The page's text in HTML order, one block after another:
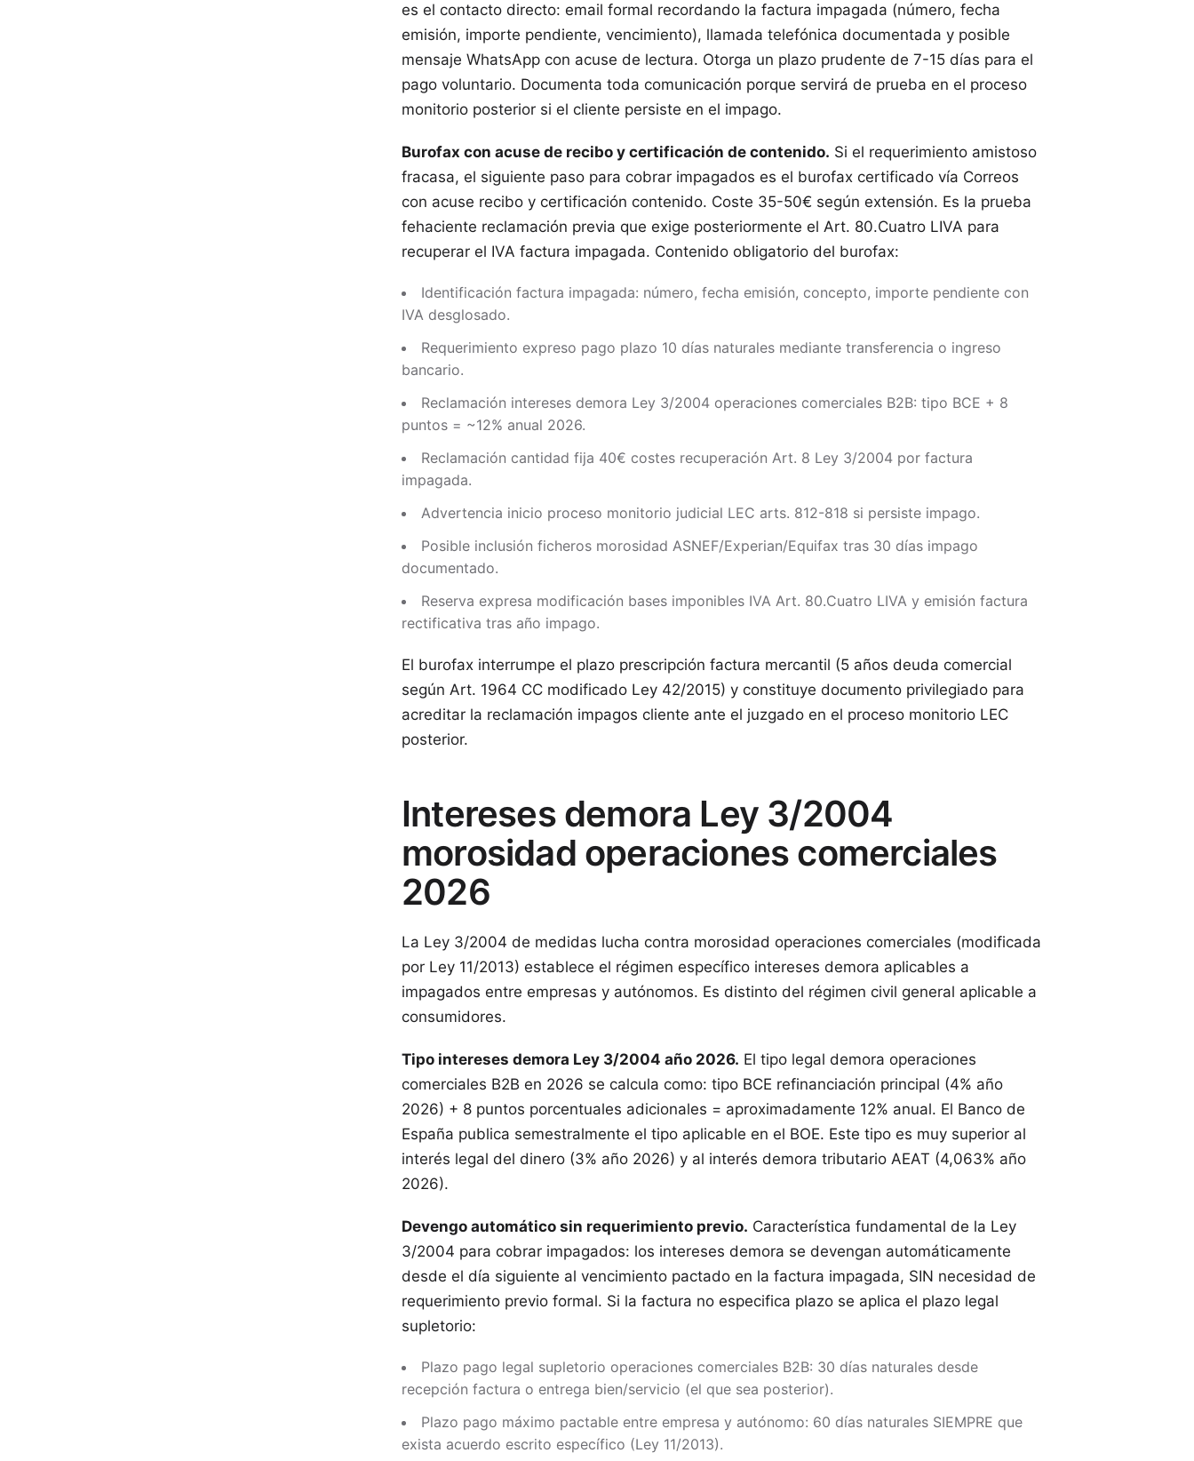
es el contacto directo: email formal recordando la factura impagada (número, fecha
emisión, importe pendiente, vencimiento), llamada telefónica documentada y posible
mensaje WhatsApp con acuse de lectura. Otorga un plazo prudente de 7-15 días para el
pago voluntario. Documenta toda comunicación porque servirá de prueba en el proceso
monitorio posterior si el cliente persiste en el impago.
Burofax con acuse de recibo y certificación de contenido. Si el requerimiento amistoso
fracasa, el siguiente paso para cobrar impagados es el burofax certificado vía Correos
con acuse recibo y certificación contenido. Coste 35-50€ según extensión. Es la prueba
fehaciente reclamación previa que exige posteriormente el Art. 80.Cuatro LIVA para
recuperar el IVA factura impagada. Contenido obligatorio del burofax:
Identificación factura impagada: número, fecha emisión, concepto, importe pendiente con
IVA desglosado.
Requerimiento expreso pago plazo 10 días naturales mediante transferencia o ingreso
bancario.
Reclamación intereses demora Ley 3/2004 operaciones comerciales B2B: tipo BCE + 8
puntos = ~12% anual 2026.
Reclamación cantidad fija 40€ costes recuperación Art. 8 Ley 3/2004 por factura
impagada.
Advertencia inicio proceso monitorio judicial LEC arts. 812-818 si persiste impago.
Posible inclusión ficheros morosidad ASNEF/Experian/Equifax tras 30 días impago
documentado.
Reserva expresa modificación bases imponibles IVA Art. 80.Cuatro LIVA y emisión factura
rectificativa tras año impago.
El burofax interrumpe el plazo prescripción factura mercantil (5 años deuda comercial
según Art. 1964 CC modificado Ley 42/2015) y constituye documento privilegiado para
acreditar la reclamación impagos cliente ante el juzgado en el proceso monitorio LEC
posterior.
Intereses demora Ley 3/2004
morosidad operaciones comerciales
2026
La Ley 3/2004 de medidas lucha contra morosidad operaciones comerciales (modificada
por Ley 11/2013) establece el régimen específico intereses demora aplicables a
impagados entre empresas y autónomos. Es distinto del régimen civil general aplicable a
consumidores.
Tipo intereses demora Ley 3/2004 año 2026. El tipo legal demora operaciones
comerciales B2B en 2026 se calcula como: tipo BCE refinanciación principal (4% año
2026) + 8 puntos porcentuales adicionales = aproximadamente 12% anual. El Banco de
España publica semestralmente el tipo aplicable en el BOE. Este tipo es muy superior al
interés legal del dinero (3% año 2026) y al interés demora tributario AEAT (4,063% año
2026).
Devengo automático sin requerimiento previo. Característica fundamental de la Ley
3/2004 para cobrar impagados: los intereses demora se devengan automáticamente
desde el día siguiente al vencimiento pactado en la factura impagada, SIN necesidad de
requerimiento previo formal. Si la factura no especifica plazo se aplica el plazo legal
supletorio:
Plazo pago legal supletorio operaciones comerciales B2B: 30 días naturales desde
recepción factura o entrega bien/servicio (el que sea posterior).
Plazo pago máximo pactable entre empresa y autónomo: 60 días naturales SIEMPRE que
exista acuerdo escrito específico (Ley 11/2013).